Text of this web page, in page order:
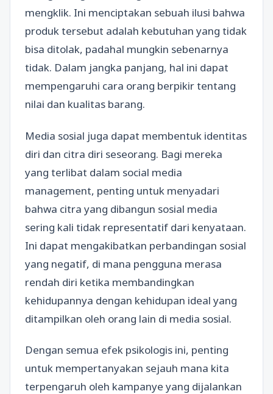
mengklik. Ini menciptakan sebuah ilusi bahwa
produk tersebut adalah kebutuhan yang tidak
bisa ditolak, padahal mungkin sebenarnya
tidak. Dalam jangka panjang, hal ini dapat
mempengaruhi cara orang berpikir tentang
nilai dan kualitas barang.
Media sosial juga dapat membentuk identitas
diri dan citra diri seseorang. Bagi mereka
yang terlibat dalam social media
management, penting untuk menyadari
bahwa citra yang dibangun sosial media
sering kali tidak representatif dari kenyataan.
Ini dapat mengakibatkan perbandingan sosial
yang negatif, di mana pengguna merasa
rendah diri ketika membandingkan
kehidupannya dengan kehidupan ideal yang
ditampilkan oleh orang lain di media sosial.
Dengan semua efek psikologis ini, penting
untuk mempertanyakan sejauh mana kita
terpengaruh oleh kampanye yang dijalankan